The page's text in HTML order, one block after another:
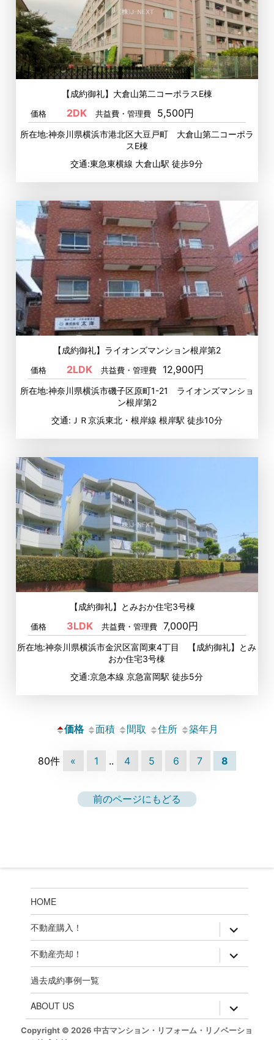
【成約御礼】大倉山第二コーポラスE棟
価格 2DK 共益費・管理費 5,500円
所在地:神奈川県横浜市港北区大豆戸町 大倉山第二コーポラ
スE棟
交通:東急東横線 大倉山駅 徒歩9分
【成約御礼】ライオンズマンション根岸第2
価格 2LDK 共益費・管理費 12,900円
所在地:神奈川県横浜市磯子区原町1-21 ライオンズマンショ
ン根岸第2
交通:ＪＲ京浜東北・根岸線 根岸駅 徒歩10分
【成約御礼】とみおか住宅3号棟
価格 3LDK 共益費・管理費 7,000円
所在地:神奈川県横浜市金沢区富岡東4丁目 【成約御礼】とみ
おか住宅3号棟
交通:京急本線 京急富岡駅 徒歩5分
価格 面積 間取 住所 築年月
80件 « 1 .. 4 5 6 7 8
前のページにもどる
HOME
不動産購入！ expand
child
menu
不動産売却！ expand
child
menu
過去成約事例一覧
ABOUT US expand
child
menu
Copyright © 2026 中古マンション・リフォーム・リノベーショ